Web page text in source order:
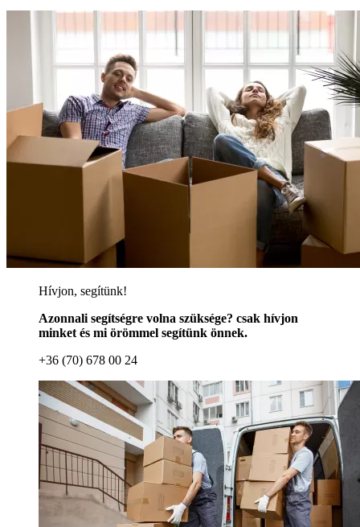
Hívjon, segítünk!
Azonnali segítségre volna szüksége? csak hívjon
minket és mi örömmel segítünk önnek.
+36 (70) 678 00 24